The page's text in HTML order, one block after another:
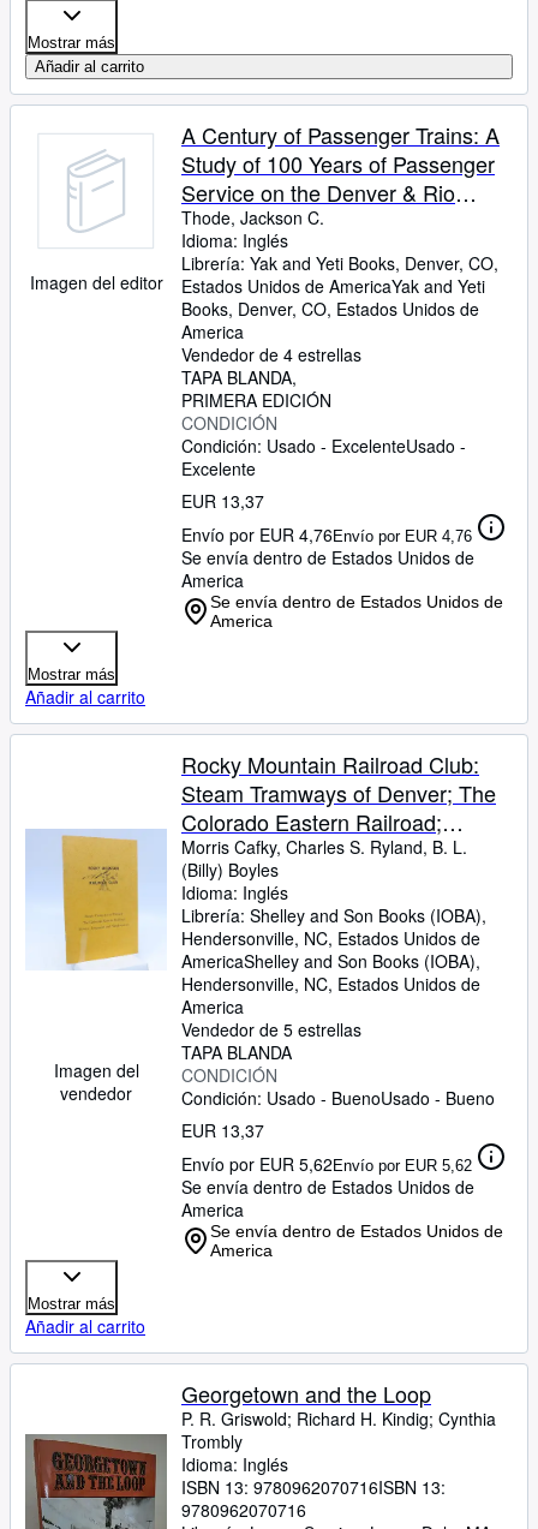
Mostrar más
Añadir al carrito
Imagen del editor
A Century of Passenger Trains: A
Study of 100 Years of Passenger
Service on the Denver & Rio
Grande Railway, Its Heirs,
Successors and Assigns
Thode, Jackson C.
Idioma: Inglés
Librería: Yak and Yeti Books, Denver, CO,
Estados Unidos de AmericaYak and Yeti
Books, Denver, CO, Estados Unidos de
America
Vendedor de 4 estrellas
TAPA BLANDA
PRIMERA EDICIÓN
CONDICIÓN
Condición: Usado - ExcelenteUsado -
Excelente
EUR 13,37
Envío por EUR 4,76Envío por EUR 4,76
Se envía dentro de Estados Unidos de
America
Se envía dentro de Estados Unidos de
America
Mostrar más
Añadir al carrito
Imagen del
vendedor
Rocky Mountain Railroad Club:
Steam Tramways of Denver; The
Colorado Eastern Railroad;
Denver, Longmont and
Northwestern
Morris Cafky, Charles S. Ryland, B. L.
(Billy) Boyles
Idioma: Inglés
Librería: Shelley and Son Books (IOBA),
Hendersonville, NC, Estados Unidos de
AmericaShelley and Son Books (IOBA),
Hendersonville, NC, Estados Unidos de
America
Vendedor de 5 estrellas
TAPA BLANDA
CONDICIÓN
Condición: Usado - BuenoUsado - Bueno
EUR 13,37
Envío por EUR 5,62Envío por EUR 5,62
Se envía dentro de Estados Unidos de
America
Se envía dentro de Estados Unidos de
America
Mostrar más
Añadir al carrito
Georgetown and the Loop
P. R. Griswold; Richard H. Kindig; Cynthia
Trombly
Idioma: Inglés
ISBN 13: 9780962070716ISBN 13:
9780962070716